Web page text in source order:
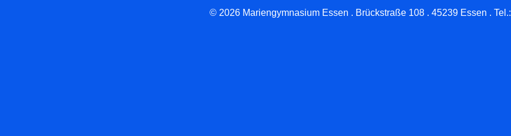
© 2026 Mariengymnasium Essen . Brückstraße 108 . 45239 Essen . Tel.: